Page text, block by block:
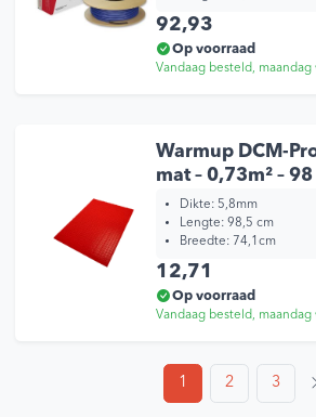
92,93
Op voorraad
Vandaag besteld, maandag
Warmup DCM-
mat – 0,73m² –
Dikte: 5,8mm
Lengte: 98,5 cm
Breedte: 74,1cm
12,71
Op voorraad
Vandaag besteld, maandag
1 2 3